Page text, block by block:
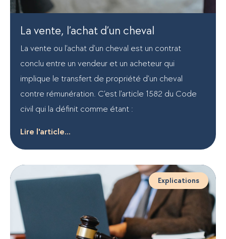
La vente, l’achat d’un cheval
La vente ou l’achat d’un cheval est un contrat
conclu entre un vendeur et un acheteur qui
implique le transfert de propriété d’un cheval
contre rémunération. C’est l’article 1582 du Code
civil qui la définit comme étant :
Lire l'article...
Explications